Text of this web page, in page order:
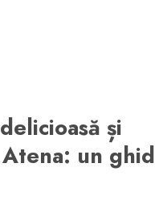
și
un ghid